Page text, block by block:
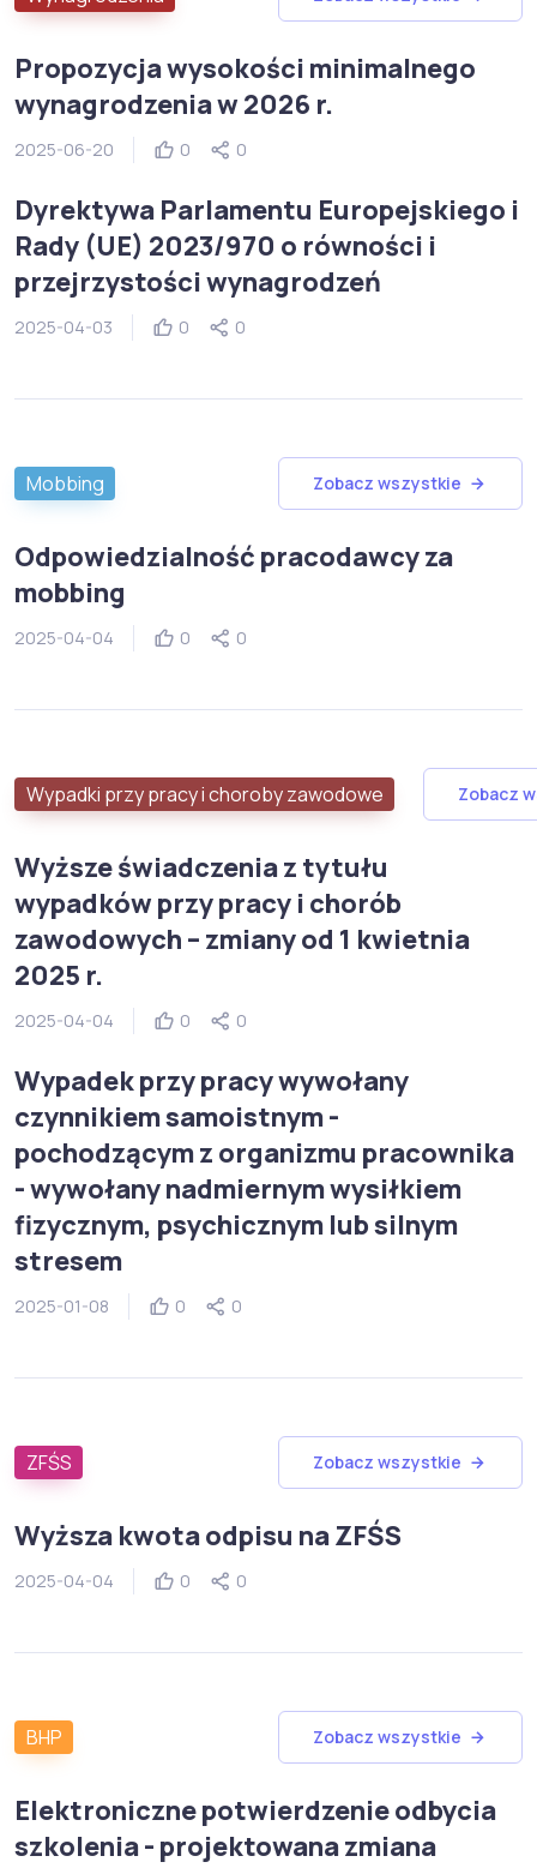
Propozycja wysokości minimalnego
wynagrodzenia w 2026 r.
2025-06-20 0 0
Dyrektywa Parlamentu Europejskiego i
Rady (UE) 2023/970 o równości i
przejrzystości wynagrodzeń
2025-04-03 0 0
Mobbing Zobacz wszystkie
Odpowiedzialność pracodawcy za
mobbing
2025-04-04 0 0
Wypadki przy pracy i choroby zawodowe Zobacz
Wyższe świadczenia z tytułu
wypadków przy pracy i chorób
zawodowych – zmiany od 1 kwietnia
2025 r.
2025-04-04 0 0
Wypadek przy pracy wywołany
czynnikiem samoistnym -
pochodzącym z organizmu pracownika
- wywołany nadmiernym wysiłkiem
fizycznym, psychicznym lub silnym
stresem
2025-01-08 0 0
ZFŚS Zobacz wszystkie
Wyższa kwota odpisu na ZFŚS
2025-04-04 0 0
BHP Zobacz wszystkie
Elektroniczne potwierdzenie odbycia
szkolenia - projektowana zmiana